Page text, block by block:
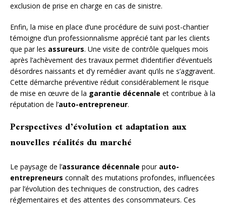
exclusion de prise en charge en cas de sinistre.
Enfin, la mise en place d’une procédure de suivi post-chantier
témoigne d’un professionnalisme apprécié tant par les clients
que par les assureurs. Une visite de contrôle quelques mois
après l’achèvement des travaux permet d’identifier d’éventuels
désordres naissants et d’y remédier avant qu’ils ne s’aggravent.
Cette démarche préventive réduit considérablement le risque
de mise en œuvre de la garantie décennale et contribue à la
réputation de l’auto-entrepreneur.
Perspectives d’évolution et adaptation aux
nouvelles réalités du marché
Le paysage de l’assurance décennale pour auto-
entrepreneurs connaît des mutations profondes, influencées
par l’évolution des techniques de construction, des cadres
réglementaires et des attentes des consommateurs. Ces